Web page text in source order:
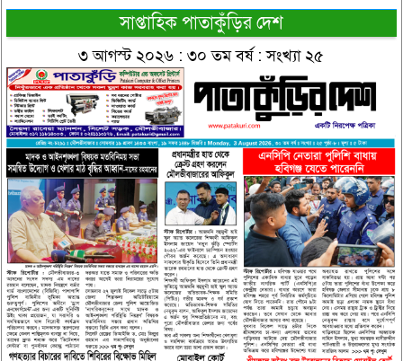
সাপ্তাহিক পাতাকুঁড়ির দেশ
৩ আগস্ট ২০২৬ : ৩০ তম বর্ষ : সংখ্যা ২৫